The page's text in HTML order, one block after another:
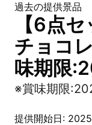
過去の提供景品
【6点
チョコ
味期限
※賞味期限
提供開始日: